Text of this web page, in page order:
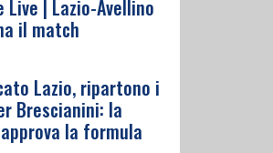
Live | Lazio-Avellino
il match
Lazio, ripartono i
Brescianini: la
la formula